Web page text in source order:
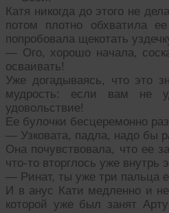
Катя никогда до этого не
потом плотно обхватила
попробовала щекотать
— Ого, хорошо начала,
осваивать!
Уже догадываясь, что это
мудрость: если вам не
удовольствие!
Ее булочки бесцеремонно
— Узковата, падла, надо бы
Она почувствовала, что ее
что-то вторглось уже
— Ринат, ты уже три пальца
И в анус Кати медленно и
которой уже был занят